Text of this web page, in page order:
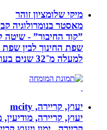
מיקי שלומציון זוהר
מאסטר בנומרולוגיה
”קוד החיבור” - שיטה
שפת החינוך לבין שפת
למעלה מ־32 שנים בעולם החינוך.
יעוץ, קריירה, mcity
יעוץ, קריירה, מודיעין,